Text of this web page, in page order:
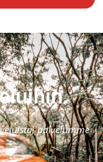
palvelumme